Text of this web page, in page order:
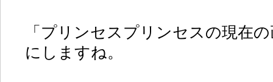
「プリンセスプリンセスの現在
にしますね。